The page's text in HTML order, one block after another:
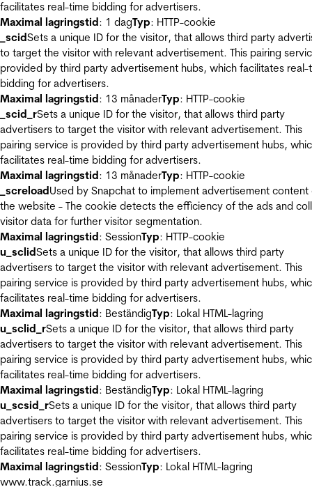
facilitates real-time bidding for advertisers.
Maximal lagringstid: 1 dagTyp: HTTP-cookie
_scidSets a unique ID for the visitor, that allows third party
to target the visitor with relevant advertisement. This pairing
provided by third party advertisement hubs, which facilitates real-
bidding for advertisers.
Maximal lagringstid: 13 månaderTyp: HTTP-cookie
_scid_rSets a unique ID for the visitor, that allows third party
advertisers to target the visitor with relevant advertisement. This
pairing service is provided by third party advertisement hubs,
facilitates real-time bidding for advertisers.
Maximal lagringstid: 13 månaderTyp: HTTP-cookie
_screloadUsed by Snapchat to implement advertisement content
the website - The cookie detects the efficiency of the ads and
visitor data for further visitor segmentation.
Maximal lagringstid: SessionTyp: HTTP-cookie
u_sclidSets a unique ID for the visitor, that allows third party
advertisers to target the visitor with relevant advertisement. This
pairing service is provided by third party advertisement hubs,
facilitates real-time bidding for advertisers.
Maximal lagringstid: BeständigTyp: Lokal HTML-lagring
u_sclid_rSets a unique ID for the visitor, that allows third party
advertisers to target the visitor with relevant advertisement. This
pairing service is provided by third party advertisement hubs,
facilitates real-time bidding for advertisers.
Maximal lagringstid: BeständigTyp: Lokal HTML-lagring
u_scsid_rSets a unique ID for the visitor, that allows third party
advertisers to target the visitor with relevant advertisement. This
pairing service is provided by third party advertisement hubs,
facilitates real-time bidding for advertisers.
Maximal lagringstid: SessionTyp: Lokal HTML-lagring
www.track.garnius.se